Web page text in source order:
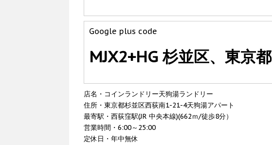
Google plus code
MJX2+HG 杉並区、東京都
店名・コインランドリー天狗湯ランドリー
住所・東京都杉並区西荻南1-21-4天狗湯アパート
最寄駅・西荻窪駅(JR 中央本線)(662ｍ/徒歩8分）
営業時間・6:00～25:00
定休日・年中無休